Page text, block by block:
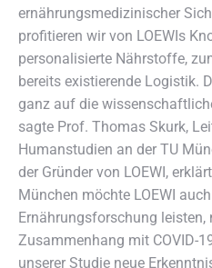
ernährungsmedizinischer
profitieren wir von LOEWIs
personalisierte Nährstoffe,
bereits existierende Logistik.
ganz auf die
sagte Prof. Thomas Skurk,
Humanstudien an der TU
der Gründer von LOEWI,
München möchte LOEWI
Ernährungsforschung leisten,
Zusammenhang mit COVID-
unserer Studie neue